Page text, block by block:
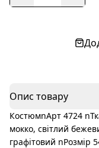
Опис товару
КостюмnАрт 4724
мокко, світлий
графітовий nРозмір